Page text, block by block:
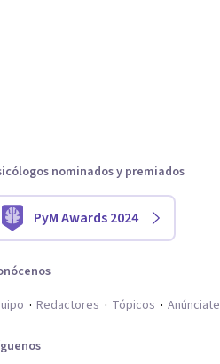
nominados y premiados
PyM Awards 2024
Redactores Tópicos Anúnciate